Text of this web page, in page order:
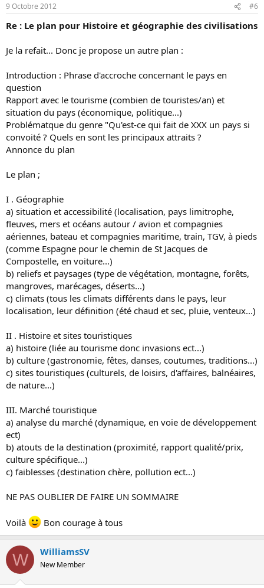
9 Octobre 2012 #6
Re : Le plan pour Histoire et géographie des civilisations
Je la refait... Donc je propose un autre plan :
Introduction : Phrase d'accroche concernant le pays en
question
Rapport avec le tourisme (combien de touristes/an) et
situation du pays (économique, politique...)
Problématque du genre "Qu'est-ce qui fait de XXX un pays si
convoité ? Quels en sont les principaux attraits ?
Annonce du plan
Le plan ;
I . Géographie
a) situation et accessibilité (localisation, pays limitrophe,
fleuves, mers et océans autour / avion et compagnies
aériennes, bateau et compagnies maritime, train, TGV, à pieds
(comme Espagne pour le chemin de St Jacques de
Compostelle, en voiture...)
b) reliefs et paysages (type de végétation, montagne, forêts,
mangroves, marécages, déserts...)
c) climats (tous les climats différents dans le pays, leur
localisation, leur définition (été chaud et sec, pluie, venteux...)
II . Histoire et sites touristiques
a) histoire (liée au tourisme donc invasions ect...)
b) culture (gastronomie, fêtes, danses, coutumes, traditions...)
c) sites touristiques (culturels, de loisirs, d'affaires, balnéaires,
de nature...)
III. Marché touristique
a) analyse du marché (dynamique, en voie de développement
ect)
b) atouts de la destination (proximité, rapport qualité/prix,
culture spécifique...)
c) faiblesses (destination chère, pollution ect...)
NE PAS OUBLIER DE FAIRE UN SOMMAIRE
Voilà Bon courage à tous
W WilliamsSV
New Member